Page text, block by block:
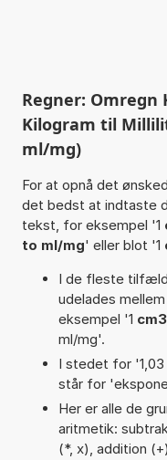
Regner:
Kilogram til
ml/mg)
For at opnå det
det bedst at indtaste
tekst, for eksempel '1
to ml/mg' eller blot '1
I de fleste
udelades
eksempel '1
ml/mg'.
I stedet for '1,03
står for
Her er alle de
aritmetik:
(*, x), addition